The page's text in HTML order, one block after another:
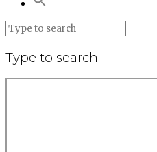
Type to search